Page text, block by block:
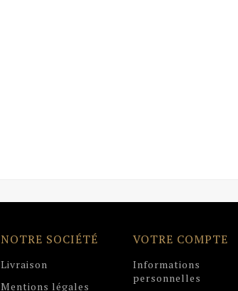
NOTRE SOCIÉTÉ
Livraison
Mentions légales
VOTRE COMPTE
Informations
personnelles